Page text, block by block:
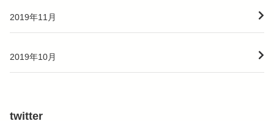
2019年11月
2019年10月
twitter